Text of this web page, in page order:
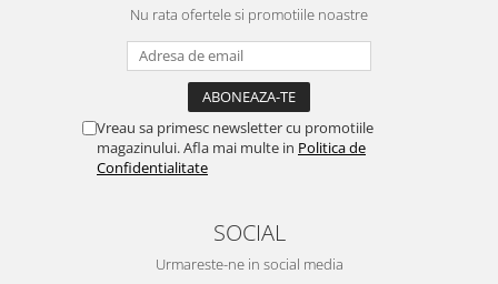
Nu rata ofertele si promotiile noastre
Vreau sa primesc newsletter cu promotiile
magazinului. Afla mai multe in Politica de
Confidentialitate
SOCIAL
Urmareste-ne in social media